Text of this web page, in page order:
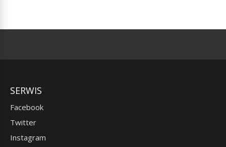
SERWIS
Facebook
Twitter
Instagram